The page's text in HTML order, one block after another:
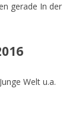
gerade In der
Welt u.a.